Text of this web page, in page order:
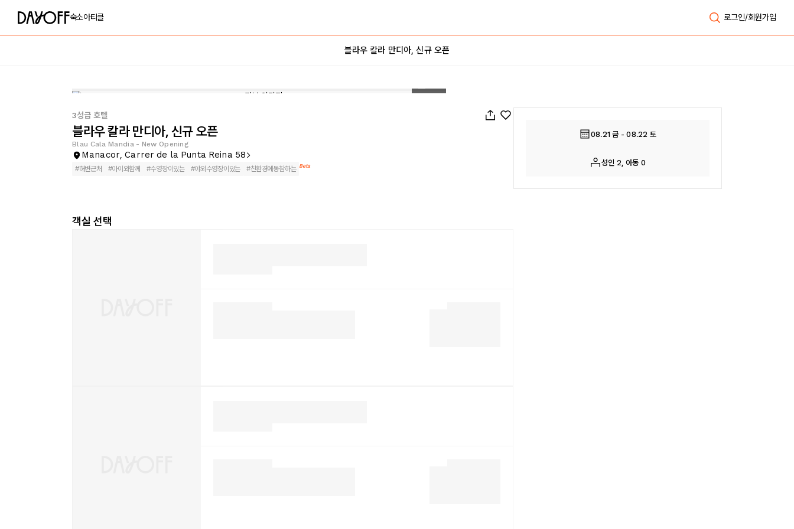
숙소아티클 로그인/회원가입
블라우 칼라 만디아, 신규 오픈
3성급 호텔
블라우 칼라 만디아, 신규 오픈
Blau Cala Mandia - New Opening
Manacor, Carrer de la Punta Reina 58
#해변근처 #아이와함께 #수영장이있는 #야외수영장이있는 #친환경에동참하는 Beta
객실 선택
08.21 금 - 08.22 토
성인 2, 아동 0